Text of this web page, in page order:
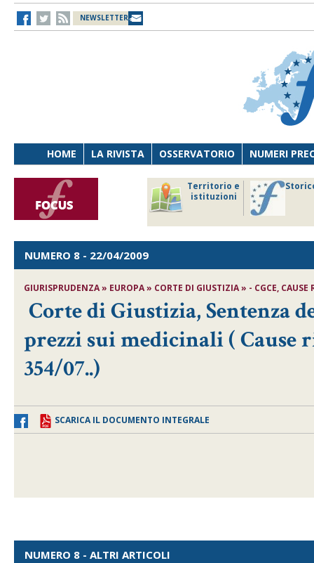
NEWSLETTER
HOME LA RIVISTA OSSERVATORIO NUMERI
Territorio e
istituzioni
NUMERO 8 - 22/04/2009
GIURISPRUDENZA » EUROPA » CORTE DI GIUSTIZIA » - CGCE,
Corte di Giustizia, Sentenza
prezzi sui medicinali ( Cause
354/07..)
SCARICA IL DOCUMENTO INTEGRALE
NUMERO 8 - ALTRI ARTICOLI